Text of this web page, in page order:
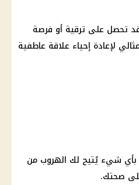
تحصل على ترقية أو فرصة
لإعادة إحياء علاقة عاطفية
شيء يُتيح لك الهروب من
صحتك.